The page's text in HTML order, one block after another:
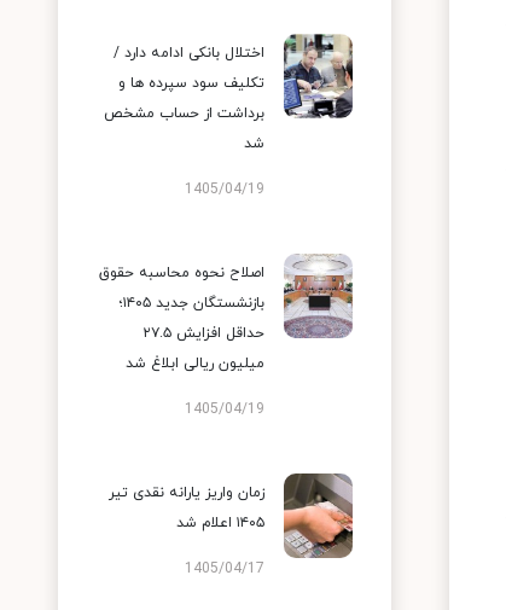
اختلال بانکی ادامه دارد /
تکلیف سود سپرده ها و
برداشت از حساب مشخص
شد
1405/04/19
اصلاح نحوه محاسبه حقوق
بازنشستگان جدید ۱۴۰۵؛
حداقل افزایش ۲۷.۵
میلیون ریالی ابلاغ شد
1405/04/19
زمان واریز یارانه نقدی تیر
۱۴۰۵ اعلام شد
1405/04/17